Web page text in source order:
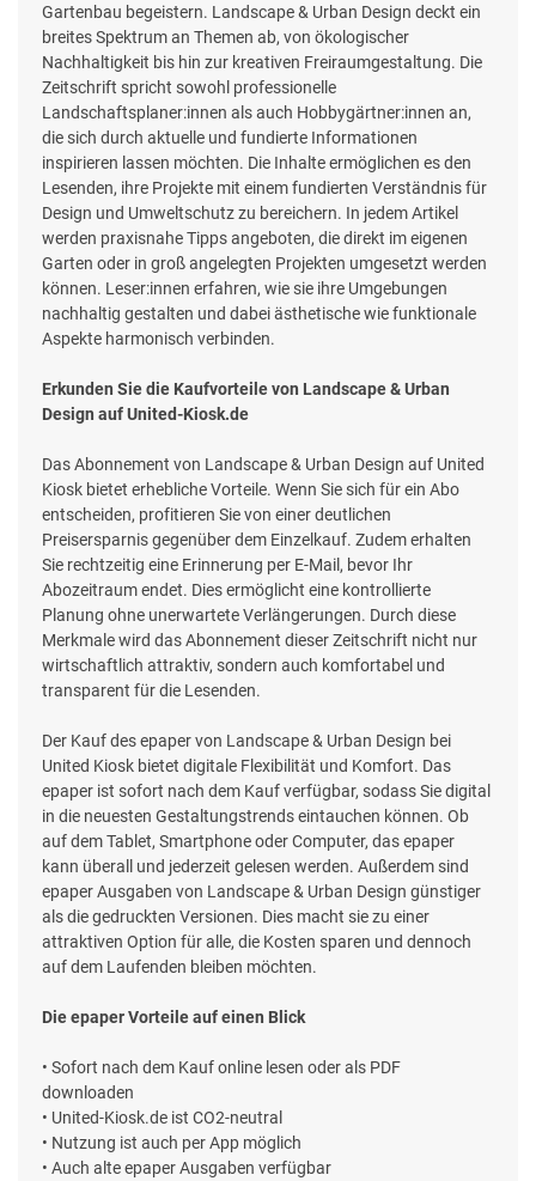
Gartenbau begeistern. Landscape & Urban Design deckt ein
breites Spektrum an Themen ab, von ökologischer
Nachhaltigkeit bis hin zur kreativen Freiraumgestaltung. Die
Zeitschrift spricht sowohl professionelle
Landschaftsplaner:innen als auch Hobbygärtner:innen an,
die sich durch aktuelle und fundierte Informationen
inspirieren lassen möchten. Die Inhalte ermöglichen es den
Lesenden, ihre Projekte mit einem fundierten Verständnis für
Design und Umweltschutz zu bereichern. In jedem Artikel
werden praxisnahe Tipps angeboten, die direkt im eigenen
Garten oder in groß angelegten Projekten umgesetzt werden
können. Leser:innen erfahren, wie sie ihre Umgebungen
nachhaltig gestalten und dabei ästhetische wie funktionale
Aspekte harmonisch verbinden.
Erkunden Sie die Kaufvorteile von Landscape & Urban
Design auf United-Kiosk.de
Das Abonnement von Landscape & Urban Design auf United
Kiosk bietet erhebliche Vorteile. Wenn Sie sich für ein Abo
entscheiden, profitieren Sie von einer deutlichen
Preisersparnis gegenüber dem Einzelkauf. Zudem erhalten
Sie rechtzeitig eine Erinnerung per E-Mail, bevor Ihr
Abozeitraum endet. Dies ermöglicht eine kontrollierte
Planung ohne unerwartete Verlängerungen. Durch diese
Merkmale wird das Abonnement dieser Zeitschrift nicht nur
wirtschaftlich attraktiv, sondern auch komfortabel und
transparent für die Lesenden.
Der Kauf des epaper von Landscape & Urban Design bei
United Kiosk bietet digitale Flexibilität und Komfort. Das
epaper ist sofort nach dem Kauf verfügbar, sodass Sie digital
in die neuesten Gestaltungstrends eintauchen können. Ob
auf dem Tablet, Smartphone oder Computer, das epaper
kann überall und jederzeit gelesen werden. Außerdem sind
epaper Ausgaben von Landscape & Urban Design günstiger
als die gedruckten Versionen. Dies macht sie zu einer
attraktiven Option für alle, die Kosten sparen und dennoch
auf dem Laufenden bleiben möchten.
Die epaper Vorteile auf einen Blick
• Sofort nach dem Kauf online lesen oder als PDF
downloaden
• United-Kiosk.de ist CO2-neutral
• Nutzung ist auch per App möglich
• Auch alte epaper Ausgaben verfügbar